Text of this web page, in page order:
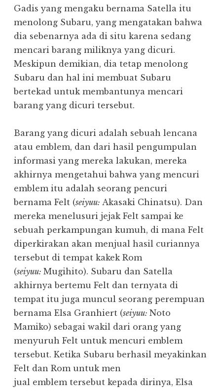
Gadis yang mengaku bernama Satella itu
menolong Subaru, yang mengatakan bahwa
dia sebenarnya ada di situ karena sedang
mencari barang miliknya yang dicuri.
Meskipun demikian, dia tetap menolong
Subaru dan hal ini membuat Subaru
bertekad untuk membantunya mencari
barang yang dicuri tersebut.
Barang yang dicuri adalah sebuah lencana
atau emblem, dan dari hasil pengumpulan
informasi yang mereka lakukan, mereka
akhirnya mengetahui bahwa yang mencuri
emblem itu adalah seorang pencuri
bernama Felt (seiyuu: Akasaki Chinatsu). Dan
mereka menelusuri jejak Felt sampai ke
sebuah perkampungan kumuh, di mana Felt
diperkirakan akan menjual hasil curiannya
tersebut di tempat kakek Rom
(seiyuu: Mugihito). Subaru dan Satella
akhirnya bertemu Felt dan ternyata di
tempat itu juga muncul seorang perempuan
bernama Elsa Granhiert (seiyuu: Noto
Mamiko) sebagai wakil dari orang yang
menyuruh Felt untuk mencuri emblem
tersebut. Ketika Subaru berhasil meyakinkan
Felt dan Rom untuk men
jual emblem tersebut kepada dirinya, Elsa